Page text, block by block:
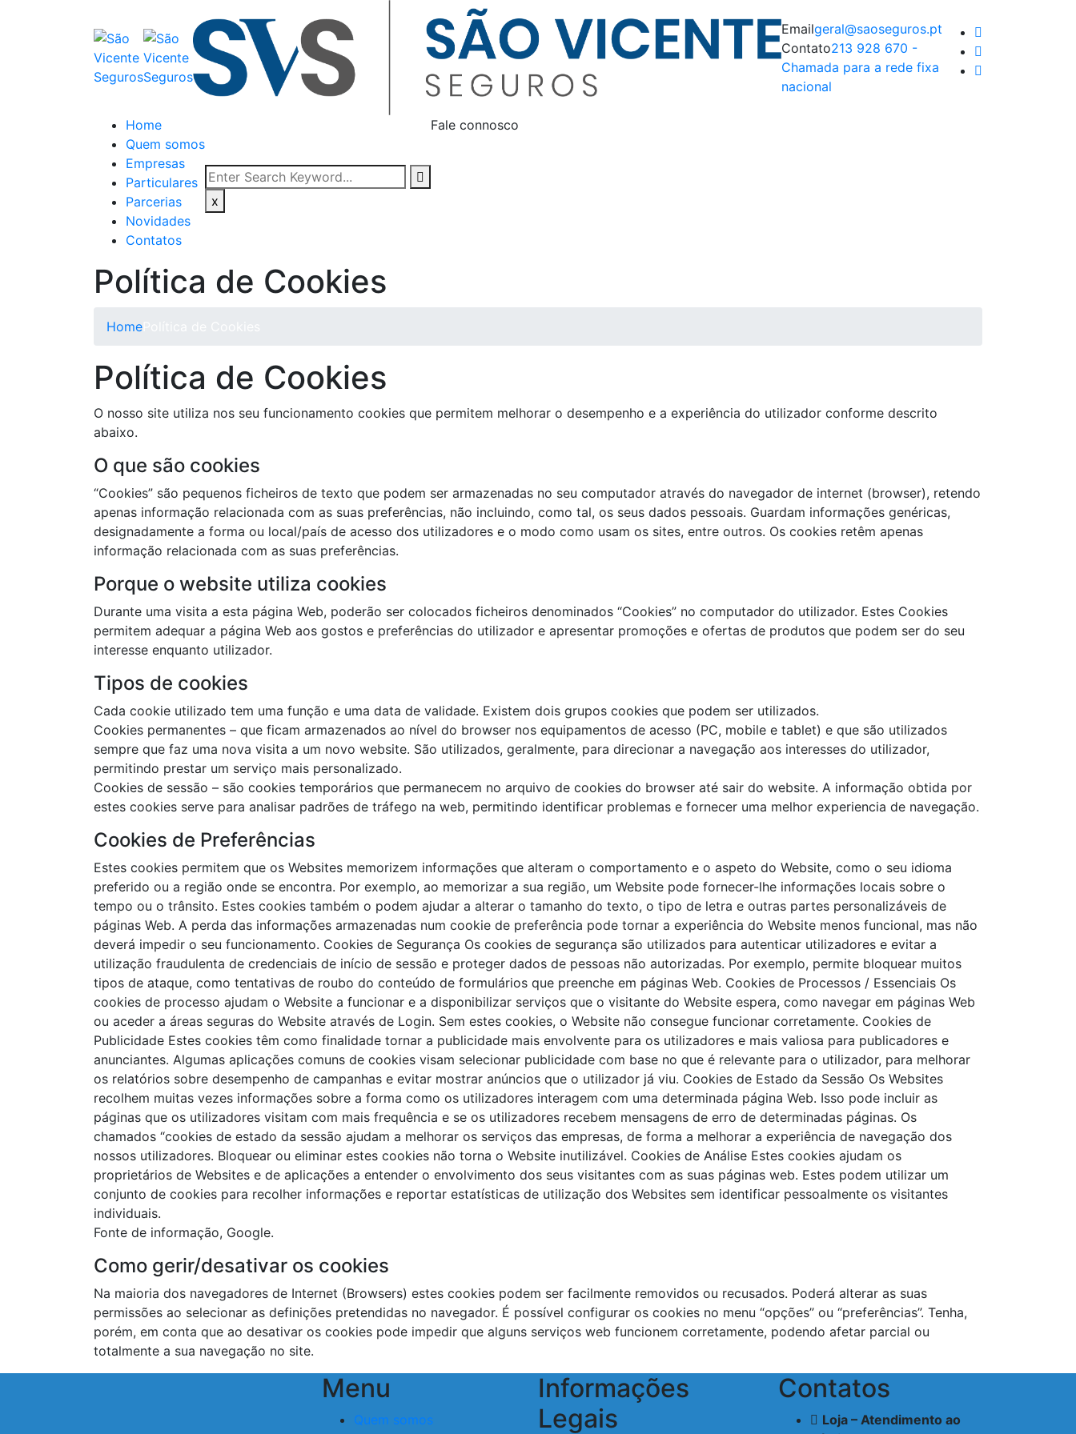
Emailgeral@saoseguros.pt
Contato213 928 670 -
Chamada para a rede fixa
nacional
Home
Quem somos
Empresas
Particulares
Parcerias
Novidades
Contatos
x
Fale connosco
Política de Cookies
Home
Política de Cookies
O nosso site utiliza nos seu funcionamento cookies que permitem melhorar o desempenho e a experiência do utilizador conforme descrito
abaixo.
O que são cookies
“Cookies” são pequenos ficheiros de texto que podem ser armazenadas no seu computador através do navegador de internet (browser), retendo
apenas informação relacionada com as suas preferências, não incluindo, como tal, os seus dados pessoais. Guardam informações genéricas,
designadamente a forma ou local/país de acesso dos utilizadores e o modo como usam os sites, entre outros. Os cookies retêm apenas
informação relacionada com as suas preferências.
Porque o website utiliza cookies
Durante uma visita a esta página Web, poderão ser colocados ficheiros denominados “Cookies” no computador do utilizador. Estes Cookies
permitem adequar a página Web aos gostos e preferências do utilizador e apresentar promoções e ofertas de produtos que podem ser do seu
interesse enquanto utilizador.
Tipos de cookies
Cada cookie utilizado tem uma função e uma data de validade. Existem dois grupos cookies que podem ser utilizados.
Cookies permanentes – que ficam armazenados ao nível do browser nos equipamentos de acesso (PC, mobile e tablet) e que são utilizados
sempre que faz uma nova visita a um novo website. São utilizados, geralmente, para direcionar a navegação aos interesses do utilizador,
permitindo prestar um serviço mais personalizado.
Cookies de sessão – são cookies temporários que permanecem no arquivo de cookies do browser até sair do website. A informação obtida por
estes cookies serve para analisar padrões de tráfego na web, permitindo identificar problemas e fornecer uma melhor experiencia de navegação.
Cookies de Preferências
Estes cookies permitem que os Websites memorizem informações que alteram o comportamento e o aspeto do Website, como o seu idioma
preferido ou a região onde se encontra. Por exemplo, ao memorizar a sua região, um Website pode fornecer-lhe informações locais sobre o
tempo ou o trânsito. Estes cookies também o podem ajudar a alterar o tamanho do texto, o tipo de letra e outras partes personalizáveis de
páginas Web. A perda das informações armazenadas num cookie de preferência pode tornar a experiência do Website menos funcional, mas não
deverá impedir o seu funcionamento. Cookies de Segurança Os cookies de segurança são utilizados para autenticar utilizadores e evitar a
utilização fraudulenta de credenciais de início de sessão e proteger dados de pessoas não autorizadas. Por exemplo, permite bloquear muitos
tipos de ataque, como tentativas de roubo do conteúdo de formulários que preenche em páginas Web. Cookies de Processos / Essenciais Os
cookies de processo ajudam o Website a funcionar e a disponibilizar serviços que o visitante do Website espera, como navegar em páginas Web
ou aceder a áreas seguras do Website através de Login. Sem estes cookies, o Website não consegue funcionar corretamente. Cookies de
Publicidade Estes cookies têm como finalidade tornar a publicidade mais envolvente para os utilizadores e mais valiosa para publicadores e
anunciantes. Algumas aplicações comuns de cookies visam selecionar publicidade com base no que é relevante para o utilizador, para melhorar
os relatórios sobre desempenho de campanhas e evitar mostrar anúncios que o utilizador já viu. Cookies de Estado da Sessão Os Websites
recolhem muitas vezes informações sobre a forma como os utilizadores interagem com uma determinada página Web. Isso pode incluir as
páginas que os utilizadores visitam com mais frequência e se os utilizadores recebem mensagens de erro de determinadas páginas. Os
chamados “cookies de estado da sessão ajudam a melhorar os serviços das empresas, de forma a melhorar a experiência de navegação dos
nossos utilizadores. Bloquear ou eliminar estes cookies não torna o Website inutilizável. Cookies de Análise Estes cookies ajudam os
proprietários de Websites e de aplicações a entender o envolvimento dos seus visitantes com as suas páginas web. Estes podem utilizar um
conjunto de cookies para recolher informações e reportar estatísticas de utilização dos Websites sem identificar pessoalmente os visitantes
individuais.
Fonte de informação, Google.
Como gerir/desativar os cookies
Na maioria dos navegadores de Internet (Browsers) estes cookies podem ser facilmente removidos ou recusados. Poderá alterar as suas
permissões ao selecionar as definições pretendidas no navegador. É possível configurar os cookies no menu “opções” ou “preferências”. Tenha,
porém, em conta que ao desativar os cookies pode impedir que alguns serviços web funcionem corretamente, podendo afetar parcial ou
totalmente a sua navegação no site.
Menu
Quem somos
Informações
Legais
Contatos
Loja – Atendimento ao